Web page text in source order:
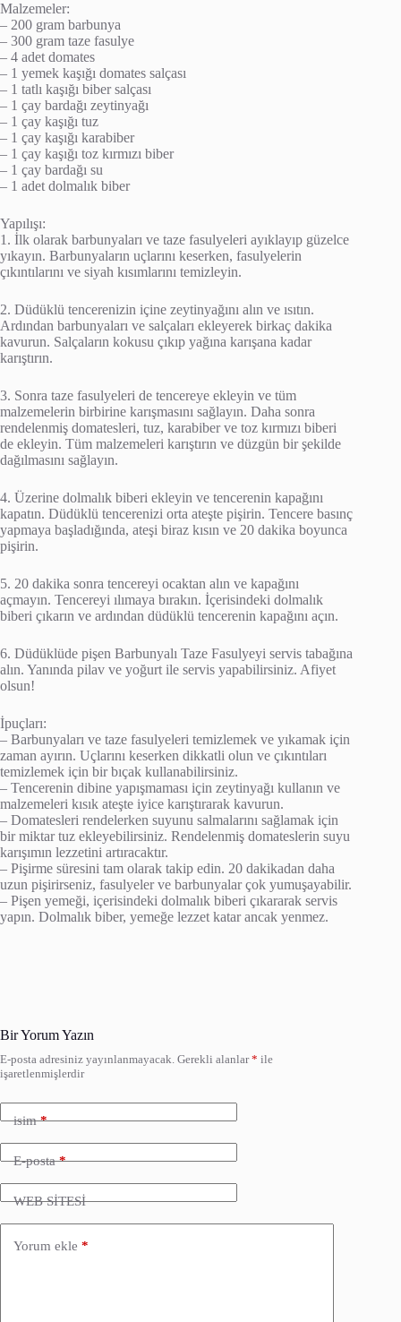
Malzemeler:
– 200 gram barbunya
– 300 gram taze fasulye
– 4 adet domates
– 1 yemek kaşığı domates salçası
– 1 tatlı kaşığı biber salçası
– 1 çay bardağı zeytinyağı
– 1 çay kaşığı tuz
– 1 çay kaşığı karabiber
– 1 çay kaşığı toz kırmızı biber
– 1 çay bardağı su
– 1 adet dolmalık biber
Yapılışı:
1. İlk olarak barbunyaları ve taze fasulyeleri ayıklayıp güzelce
yıkayın. Barbunyaların uçlarını keserken, fasulyelerin
çıkıntılarını ve siyah kısımlarını temizleyin.
2. Düdüklü tencerenizin içine zeytinyağını alın ve ısıtın.
Ardından barbunyaları ve salçaları ekleyerek birkaç dakika
kavurun. Salçaların kokusu çıkıp yağına karışana kadar
karıştırın.
3. Sonra taze fasulyeleri de tencereye ekleyin ve tüm
malzemelerin birbirine karışmasını sağlayın. Daha sonra
rendelenmiş domatesleri, tuz, karabiber ve toz kırmızı biberi
de ekleyin. Tüm malzemeleri karıştırın ve düzgün bir şekilde
dağılmasını sağlayın.
4. Üzerine dolmalık biberi ekleyin ve tencerenin kapağını
kapatın. Düdüklü tencerenizi orta ateşte pişirin. Tencere basınç
yapmaya başladığında, ateşi biraz kısın ve 20 dakika boyunca
pişirin.
5. 20 dakika sonra tencereyi ocaktan alın ve kapağını
açmayın. Tencereyi ılımaya bırakın. İçerisindeki dolmalık
biberi çıkarın ve ardından düdüklü tencerenin kapağını açın.
6. Düdüklüde pişen Barbunyalı Taze Fasulyeyi servis tabağına
alın. Yanında pilav ve yoğurt ile servis yapabilirsiniz. Afiyet
olsun!
İpuçları:
– Barbunyaları ve taze fasulyeleri temizlemek ve yıkamak için
zaman ayırın. Uçlarını keserken dikkatli olun ve çıkıntıları
temizlemek için bir bıçak kullanabilirsiniz.
– Tencerenin dibine yapışmaması için zeytinyağı kullanın ve
malzemeleri kısık ateşte iyice karıştırarak kavurun.
– Domatesleri rendelerken suyunu salmalarını sağlamak için
bir miktar tuz ekleyebilirsiniz. Rendelenmiş domateslerin suyu
karışımın lezzetini artıracaktır.
– Pişirme süresini tam olarak takip edin. 20 dakikadan daha
uzun pişirirseniz, fasulyeler ve barbunyalar çok yumuşayabilir.
– Pişen yemeği, içerisindeki dolmalık biberi çıkararak servis
yapın. Dolmalık biber, yemeğe lezzet katar ancak yenmez.
Bir Yorum Yazın
E-posta adresiniz yayınlanmayacak. Gerekli alanlar* ile
işaretlenmişlerdir
isim*
E-posta*
WEB SİTESİ
Yorum ekle *